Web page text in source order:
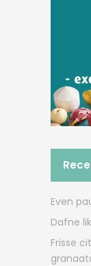
Even
Dafne
Frisse